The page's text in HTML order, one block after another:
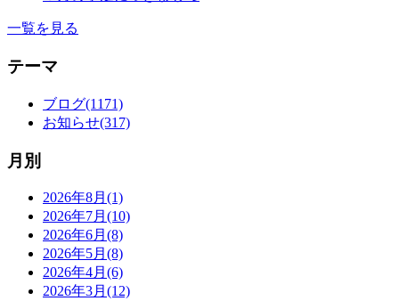
一覧を見る
テーマ
ブログ(1171)
お知らせ(317)
月別
2026年8月(1)
2026年7月(10)
2026年6月(8)
2026年5月(8)
2026年4月(6)
2026年3月(12)